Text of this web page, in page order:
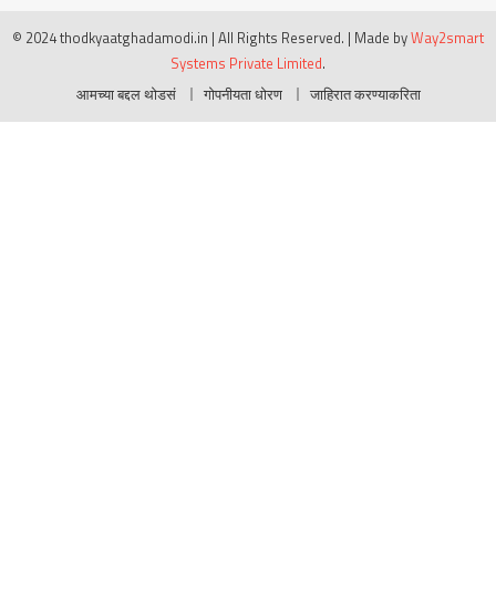
© 2024 thodkyaatghadamodi.in | All Rights Reserved. | Made byWay2smart
Systems Private Limited.
आमच्या बद्दल थोडसं
गोपनीयता धोरण जाहिरात करण्याकरिता